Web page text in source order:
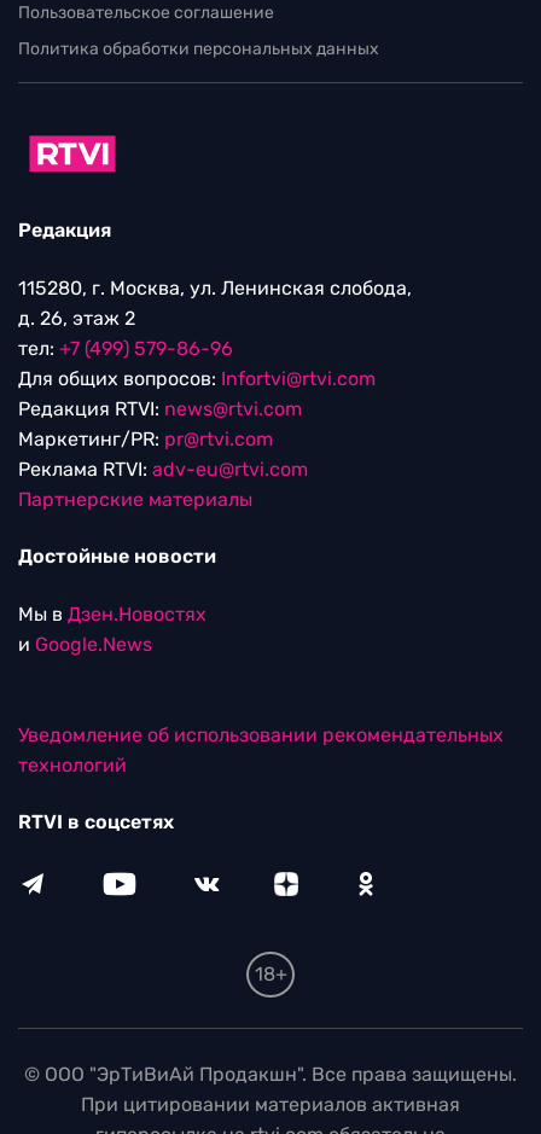
Пользовательское соглашение
Политика обработки персональных данных
Редакция
115280, г. Москва, ул. Ленинская слобода,
д. 26, этаж 2
тел: +7 (499) 579-86-96
Для общих вопросов: Infortvi@rtvi.com
Редакция RTVI: news@rtvi.com
Маркетинг/PR: pr@rtvi.com
Реклама RTVI: adv-eu@rtvi.com
Партнерские материалы
Достойные новости
Мы в Дзен.Новостях
и Google.News
Уведомление об использовании рекомендательных
технологий
RTVI в соцсетях
18+
© ООО "ЭрТиВиАй Продакшн". Все права защищены.
При цитировании материалов активная